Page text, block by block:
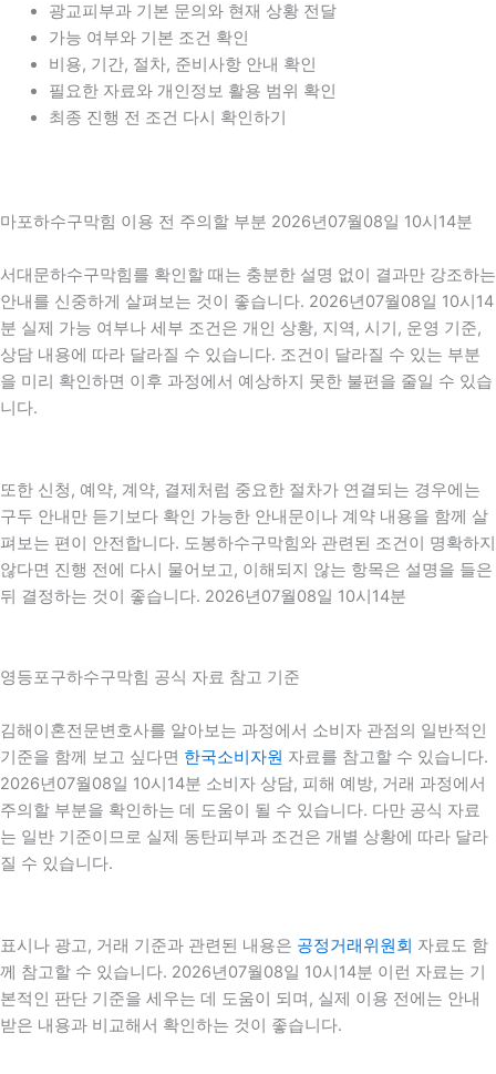
광교피부과 기본 문의와 현재 상황 전달
가능 여부와 기본 조건 확인
비용, 기간, 절차, 준비사항 안내 확인
필요한 자료와 개인정보 활용 범위 확인
최종 진행 전 조건 다시 확인하기
마포하수구막힘 이용 전 주의할 부분 2026년07월08일 10시14분
서대문하수구막힘를 확인할 때는 충분한 설명 없이 결과만 강조하는
안내를 신중하게 살펴보는 것이 좋습니다. 2026년07월08일 10시14
분 실제 가능 여부나 세부 조건은 개인 상황, 지역, 시기, 운영 기준,
상담 내용에 따라 달라질 수 있습니다. 조건이 달라질 수 있는 부분
을 미리 확인하면 이후 과정에서 예상하지 못한 불편을 줄일 수 있습
니다.
또한 신청, 예약, 계약, 결제처럼 중요한 절차가 연결되는 경우에는
구두 안내만 듣기보다 확인 가능한 안내문이나 계약 내용을 함께 살
펴보는 편이 안전합니다. 도봉하수구막힘와 관련된 조건이 명확하지
않다면 진행 전에 다시 물어보고, 이해되지 않는 항목은 설명을 들은
뒤 결정하는 것이 좋습니다. 2026년07월08일 10시14분
영등포구하수구막힘 공식 자료 참고 기준
김해이혼전문변호사를 알아보는 과정에서 소비자 관점의 일반적인
기준을 함께 보고 싶다면 한국소비자원 자료를 참고할 수 있습니다.
2026년07월08일 10시14분 소비자 상담, 피해 예방, 거래 과정에서
주의할 부분을 확인하는 데 도움이 될 수 있습니다. 다만 공식 자료
는 일반 기준이므로 실제 동탄피부과 조건은 개별 상황에 따라 달라
질 수 있습니다.
표시나 광고, 거래 기준과 관련된 내용은 공정거래위원회 자료도 함
께 참고할 수 있습니다. 2026년07월08일 10시14분 이런 자료는 기
본적인 판단 기준을 세우는 데 도움이 되며, 실제 이용 전에는 안내
받은 내용과 비교해서 확인하는 것이 좋습니다.